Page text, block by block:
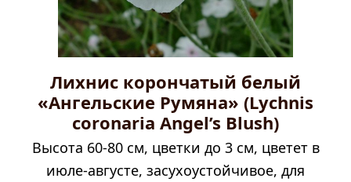
Лихнис корончатый белый
«Ангельские Румяна» (Lychnis
coronaria Angel’s Blush)
Высота 60-80 см, цветки до 3 см, цветет в
июле-августе, засухоустойчивое, для